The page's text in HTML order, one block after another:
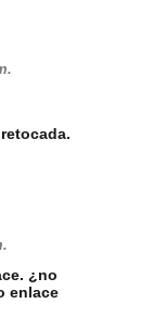
¿no
enlace